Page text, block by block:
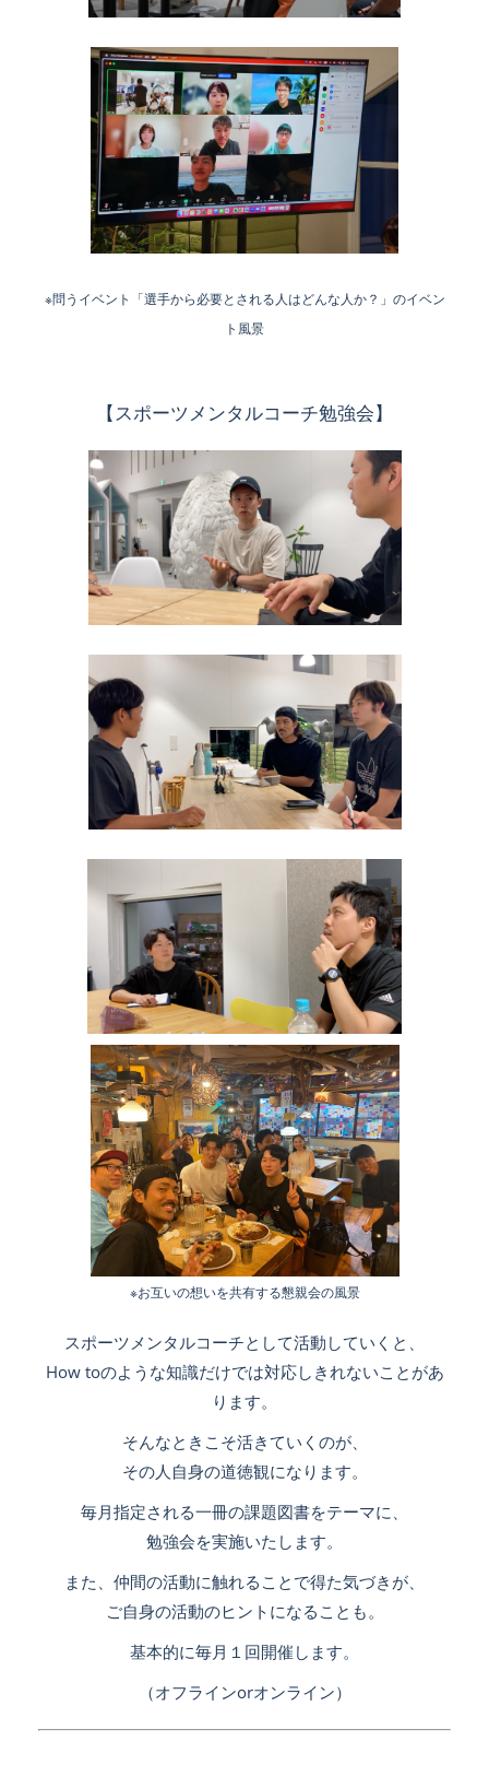
※問うイベント「選手から必要とされる人はどんな人か？」のイベン
ト風景
【スポーツメンタルコーチ勉強会】
※お互いの想いを共有する懇親会の風景
スポーツメンタルコーチとして活動していくと、
How toのような知識だけでは対応しきれないことがあ
ります。
そんなときこそ活きていくのが、
その人自身の道徳観になります。
毎月指定される一冊の課題図書をテーマに、
勉強会を実施いたします。
また、仲間の活動に触れることで得た気づきが、
ご自身の活動のヒントになることも。
基本的に毎月１回開催します。
（オフラインorオンライン）